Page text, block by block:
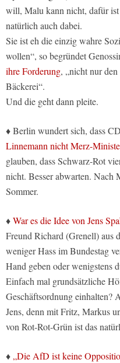
will, Malu kann nicht, dafür ist
natürlich auch dabei.
Sie ist eh die einzig wahre
wollen“, so begründet
ihre Forderung, „nicht nur
Bäckerei“.
Und die geht dann pleite.
♦ Berlin wundert sich, dass
Linnemann nicht Merz-
glauben, dass Schwarz-Rot
nicht. Besser abwarten. Nach
Sommer.
♦War es die Idee von Jens
Freund Richard (Grenell) aus
weniger Hass im Bundestag
Hand geben oder wenigstens
Einfach mal grundsätzliche
Geschäftsordnung einhalten?
Jens, denn mit Fritz, Markus
von Rot-Rot-Grün ist das
♦„Die AfD ist keine